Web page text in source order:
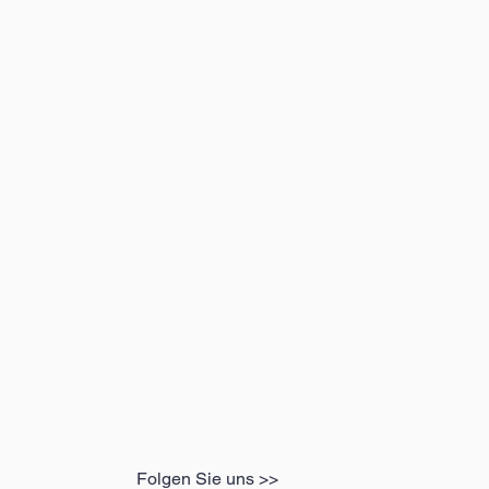
Folgen Sie uns >>